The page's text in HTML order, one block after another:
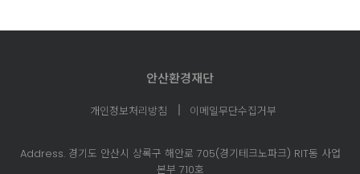
안산환경재단
개인정보처리방침 이메일무단수집거부
Address. 경기도 안산시 상록구 해안로 705(경기테크노파크) RIT동 사업
본부 710호